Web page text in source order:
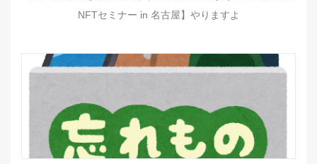
NFTセミナー in 名古屋】やりますよ